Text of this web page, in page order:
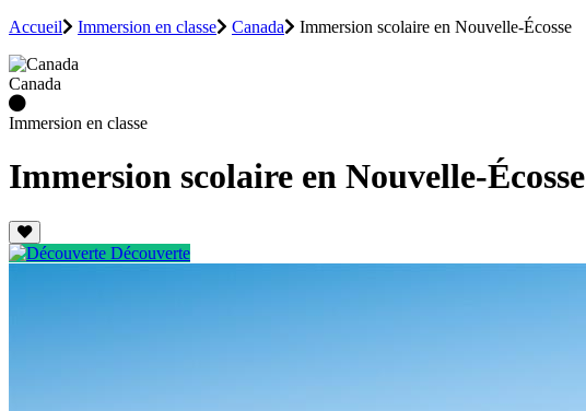
Accueil
Immersion en classe Canada Immersion scolaire en Nouvelle-Écosse
Canada
Immersion en classe
Immersion scolaire en Nouvelle-Écosse
Découverte